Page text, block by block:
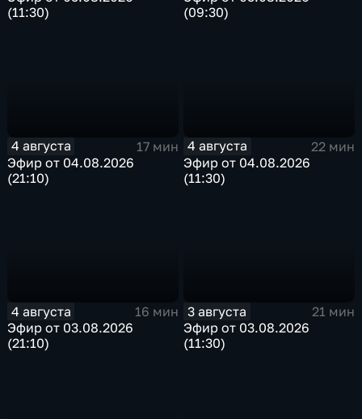
(11:30)
(09:30)
4 августа
17 мин
Эфир от 04.08.2026
(21:10)
4 августа
22 мин
Эфир от 04.08.2026
(11:30)
4 августа
16 мин
Эфир от 03.08.2026
(21:10)
3 августа
21 мин
Эфир от 03.08.2026
(11:30)